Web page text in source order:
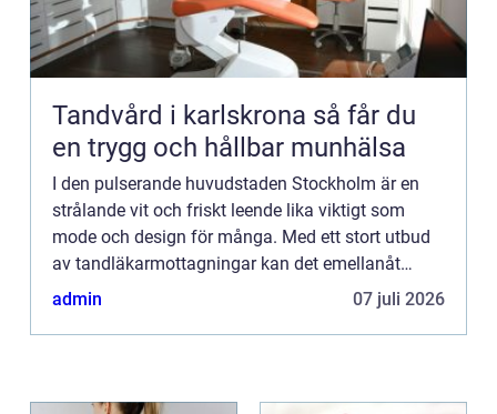
Tandvård i karlskrona så får du
en trygg och hållbar munhälsa
I den pulserande huvudstaden Stockholm är en
strålande vit och friskt leende lika viktigt som
mode och design för många. Med ett stort utbud
av tandläkarmottagningar kan det emellanåt
kännas överväldiga...
admin 07 juli 2026